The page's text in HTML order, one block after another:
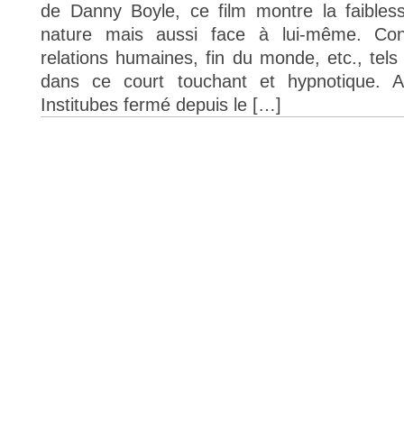
de Danny Boyle, ce film montre la
nature mais aussi face à lui-même.
relations humaines, fin du monde, etc.,
dans ce court touchant et hypnotique.
Institubes fermé depuis le […]